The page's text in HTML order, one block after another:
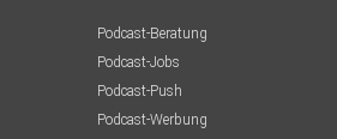
Podcast-Beratung
Podcast-Jobs
Podcast-Push
Podcast-Werbung